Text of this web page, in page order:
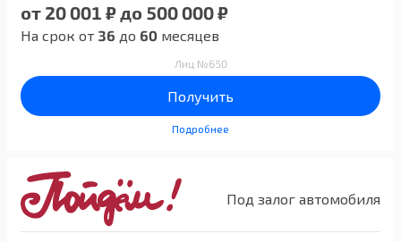
от 20 001 ₽ до 500 000 ₽
На срок от 36 до 60 месяцев
Лиц №650
Получить
Подробнее
Под залог автомобиля